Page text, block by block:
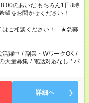
のあいだ もちろん1日8時
をお聞かせください！ ※
はご相談ください！ ★急募
活躍中 / 副業・WワークOK /
大量募集 / 電話対応なし / パ
詳細へ